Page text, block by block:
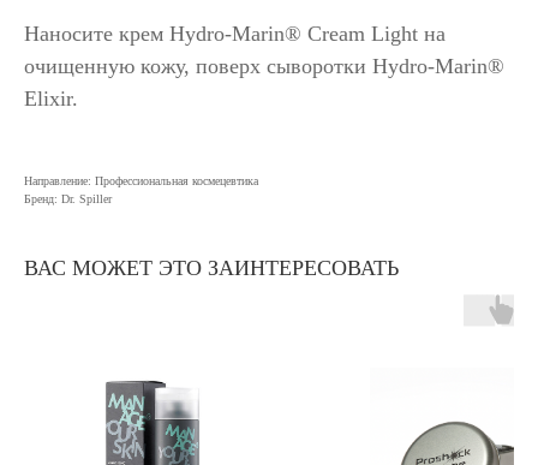
Наносите крем Hydro-Marin® Cream Light на
очищенную кожу, поверх сыворотки Hydro-Marin®
Elixir.
Направление: Профессиональная космецевтика
Бренд: Dr. Spiller
ВАС МОЖЕТ ЭТО ЗАИНТЕРЕСОВАТЬ